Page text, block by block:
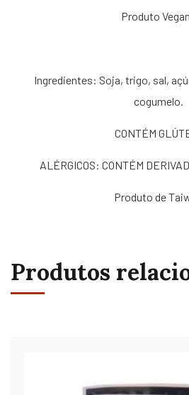
Produto
Ingredientes: Soja, trigo, sal,
cogumelo.
CONTÉM
ALÉRGICOS: CONTÉM
Produto de
Produtos